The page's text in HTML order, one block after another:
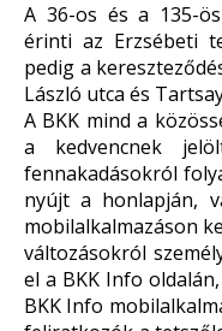
A 36-os és a 135-
érinti az Erzsébeti
pedig a
László utca és
A BKK mind a
a kedvencnek
fennakadásokról
nyújt a honlapján,
mobilalkalmazáson
változásokról
el a BKK Info
BKK Info